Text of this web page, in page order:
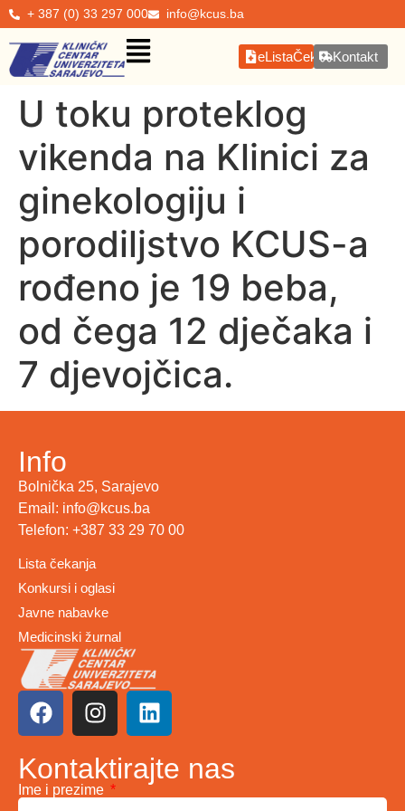
+ 387 (0) 33 297 000 info@kcus.ba
eListaČekanjaKontakt
U toku proteklog
vikenda na Klinici za
ginekologiju i
porodiljstvo KCUS-a
rođeno je 19 beba,
od čega 12 dječaka i
7 djevojčica.
Info
Bolnička 25, Sarajevo
Email: info@kcus.ba
Telefon: +387 33 29 70 00
Lista čekanja
Konkursi i oglasi
Javne nabavke
Medicinski žurnal
Kontaktirajte nas
Ime i prezime